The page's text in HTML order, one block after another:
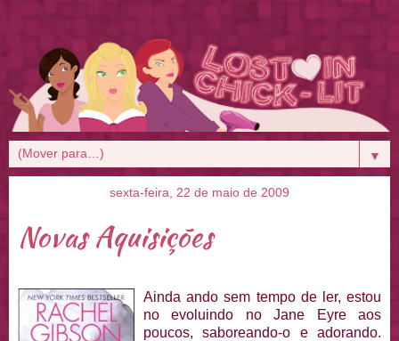
▼
sexta-feira, 22 de maio de 2009
Novas Aquisições
Ainda ando sem tempo de ler, estou
no evoluindo no Jane Eyre aos
poucos, saboreando-o e adorando.